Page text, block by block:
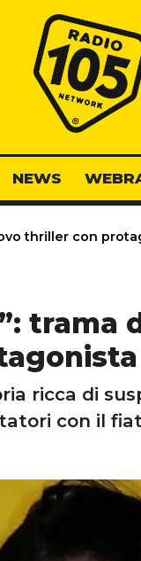
Radio
NEWS
thriller con
ricca di
con il